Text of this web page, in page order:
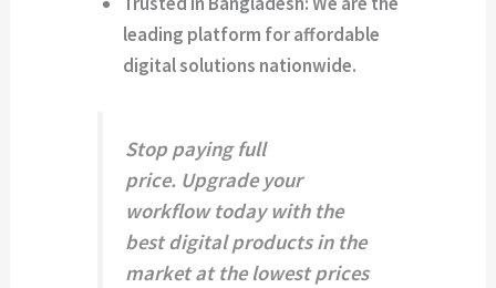
leading platform for affordable
digital solutions nationwide.
Stop paying full
price. Upgrade your
workflow today with the
best digital products in the
market at the lowest prices